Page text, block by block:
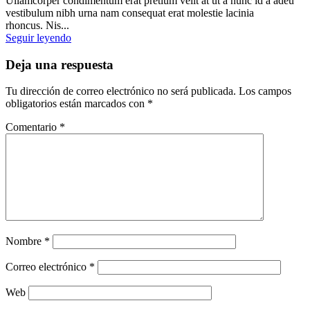
vestibulum nibh urna nam consequat erat molestie lacinia
rhoncus. Nis...
Seguir leyendo
Deja una respuesta
Tu dirección de correo electrónico no será publicada. Los campos
obligatorios están marcados con *
Comentario *
Nombre *
Correo electrónico *
Web